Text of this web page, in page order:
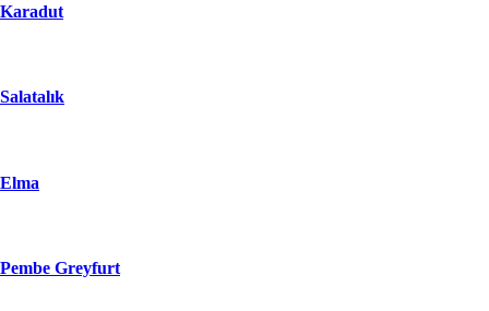
Karadut
Salatalık
Elma
Pembe Greyfurt